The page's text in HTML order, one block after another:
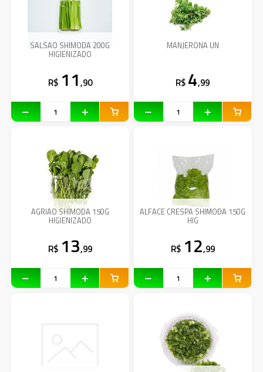
SALSAO SHIMODA 200G
HIGIENIZADO
R$ 11,90
MANJERONA UN
R$ 4,99
AGRIAO SHIMODA 150G
HIGIENIZADO
R$ 13,99
ALFACE CRESPA SHIMODA 150G
HIG
R$ 12,99